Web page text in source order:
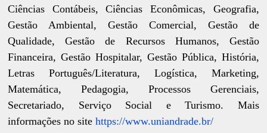
Ciências Contábeis, Ciências Econômicas, Geografia,
Gestão Ambiental, Gestão Comercial, Gestão de
Qualidade, Gestão de Recursos Humanos, Gestão
Financeira, Gestão Hospitalar, Gestão Pública, História,
Letras Português/Literatura, Logística, Marketing,
Matemática, Pedagogia, Processos Gerenciais,
Secretariado, Serviço Social e Turismo. Mais
informações no sitehttps://www.uniandrade.br/